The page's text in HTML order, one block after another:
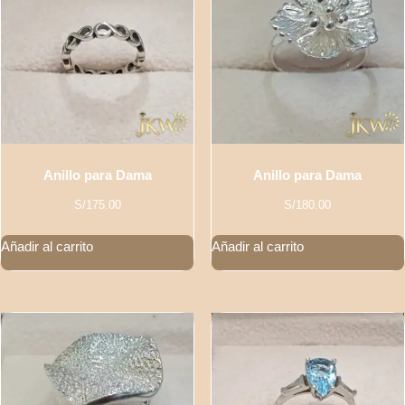
Anillo para Dama
S/175.00
Añadir al carrito
Anillo para Dama
S/180.00
Añadir al carrito